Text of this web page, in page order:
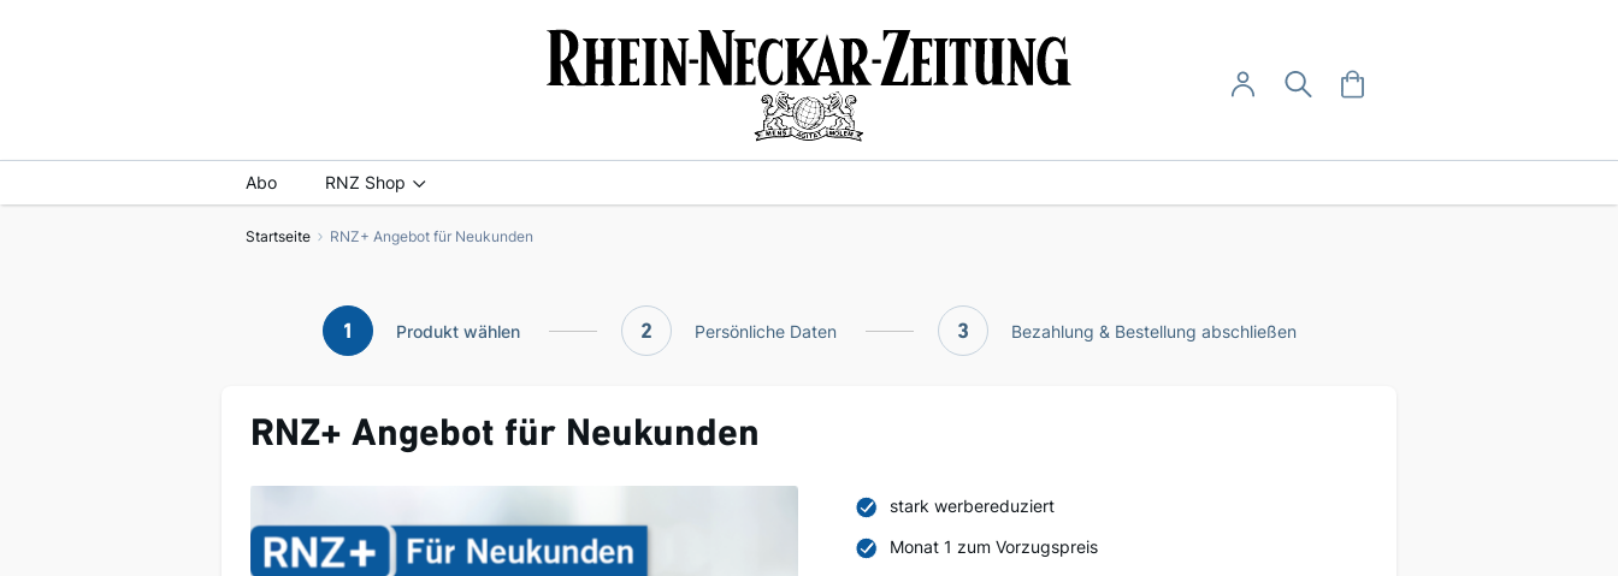
User-Menü
Anmelden
Abo RNZ Shop
Startseite RNZ+ Angebot für Neukunden
1 Produkt wählen 2 Persönliche Daten 3 Bezahlung & Bestellung abschließen
RNZ+ Angebot für Neukunden
stark werbereduziert
Monat 1 zum Vorzugspreis